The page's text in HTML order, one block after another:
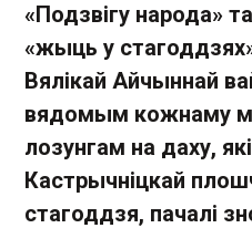
«Подзвігу народа»
«жыць у
Вялікай Айчыннай
вядомым кожнаму
лозунгам на даху,
Кастрычніцкай
стагоддзя, пачалі